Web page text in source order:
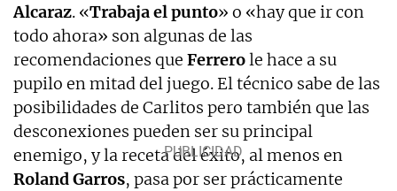
Alcaraz. «Trabaja el punto» o «hay que ir con
todo ahora» son algunas de las
recomendaciones que Ferrerole hace a su
pupilo en mitad del juego. El técnico sabe de las
posibilidades de Carlitos pero también que las
desconexiones pueden ser su principal
enemigo, y la receta del éxito, al menos en
Roland Garros, pasa por ser prácticamente